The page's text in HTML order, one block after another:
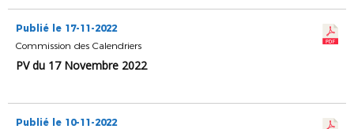
Publié le 17-11-2022
Commission des Calendriers
PV du 17 Novembre 2022
Publié le 10-11-2022